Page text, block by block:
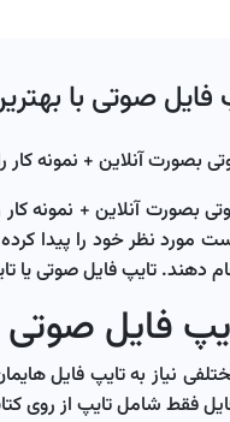
صوتی با
بصورت آنلاین + نمونه کار
بصورت آنلاین + نمونه
مورد نظر خود را پیدا
دهند. تایپ فایل صوتی یا
فایل صوتی
نیاز به تایپ فایل
فقط شامل تایپ از روی